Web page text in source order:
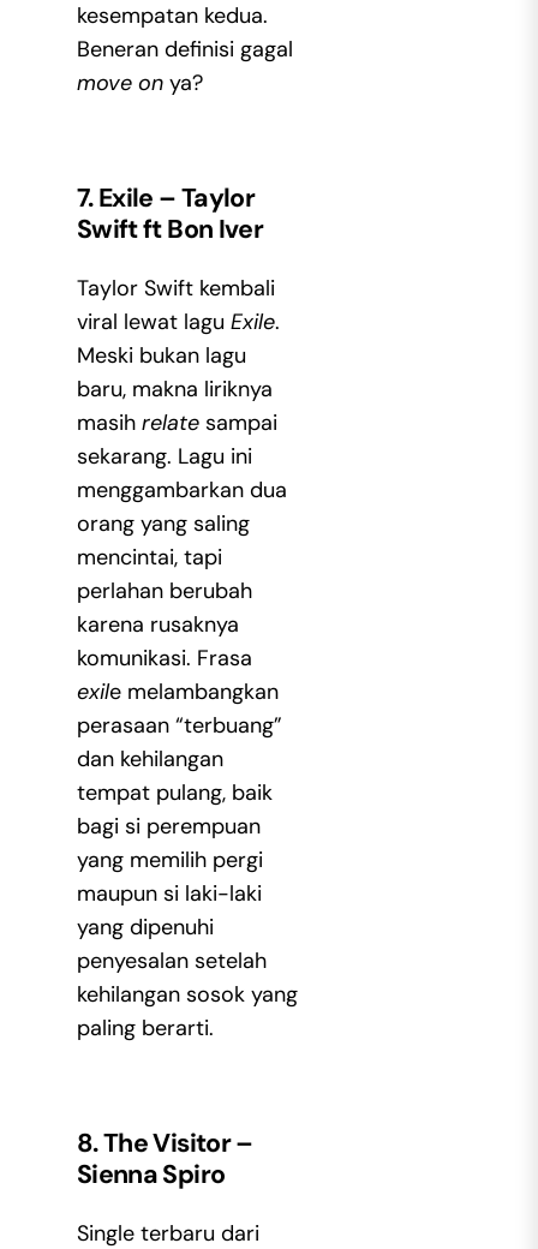
kesempatan kedua.
Beneran definisi gagal
move on ya?
7. Exile – Taylor
Swift ft Bon Iver
Taylor Swift kembali
viral lewat lagu Exile.
Meski bukan lagu
baru, makna liriknya
masih relatesampai
sekarang. Lagu ini
menggambarkan dua
orang yang saling
mencintai, tapi
perlahan berubah
karena rusaknya
komunikasi. Frasa
exile melambangkan
perasaan “terbuang”
dan kehilangan
tempat pulang, baik
bagi si perempuan
yang memilih pergi
maupun si laki-laki
yang dipenuhi
penyesalan setelah
kehilangan sosok yang
paling berarti.
8. The Visitor –
Sienna Spiro
Single terbaru dari